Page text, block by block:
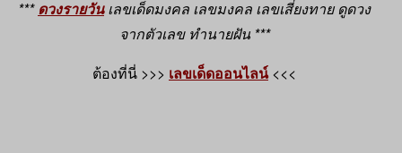
***ดวงรายวันเลขเด็ดมงคล เลขมงคล เลขเสี่ยงทาย ดูดวง
จากตัวเลข ทำนายฝัน ***
ต้องที่นี่ >>> เลขเด็ดออนไลน์<<<